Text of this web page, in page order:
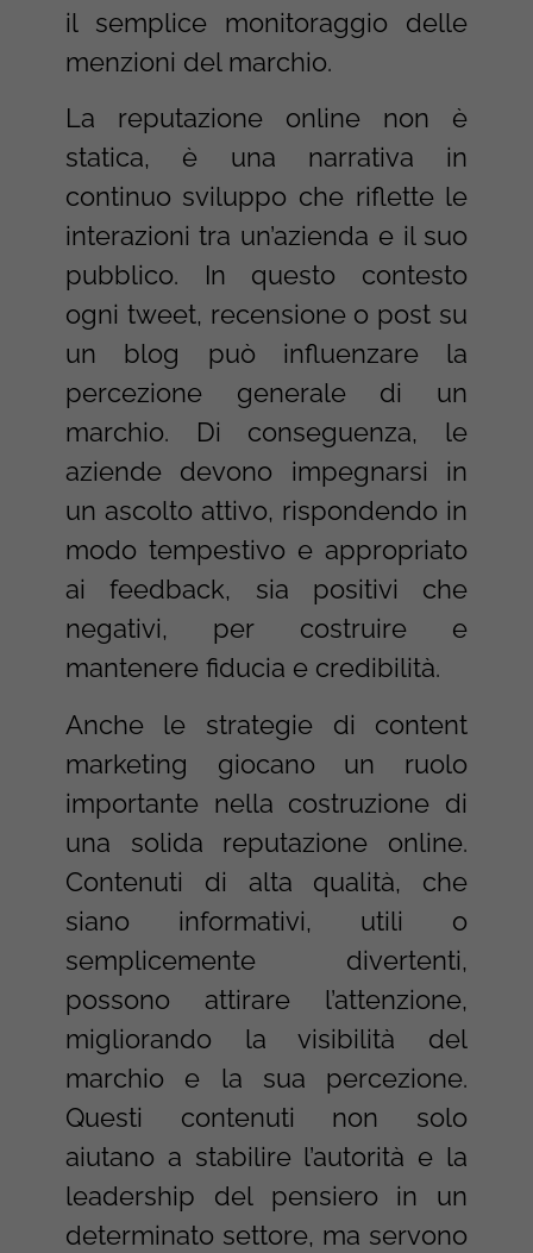
il semplice monitoraggio delle
menzioni del marchio.
La reputazione online non è
statica, è una narrativa in
continuo sviluppo che riflette le
interazioni tra un’azienda e il suo
pubblico. In questo contesto
ogni tweet, recensione o post su
un blog può influenzare la
percezione generale di un
marchio. Di conseguenza, le
aziende devono impegnarsi in
un ascolto attivo, rispondendo in
modo tempestivo e appropriato
ai feedback, sia positivi che
negativi, per costruire e
mantenere fiducia e credibilità.
Anche le strategie di content
marketing giocano un ruolo
importante nella costruzione di
una solida reputazione online.
Contenuti di alta qualità, che
siano informativi, utili o
semplicemente divertenti,
possono attirare l’attenzione,
migliorando la visibilità del
marchio e la sua percezione.
Questi contenuti non solo
aiutano a stabilire l’autorità e la
leadership del pensiero in un
determinato settore, ma servono